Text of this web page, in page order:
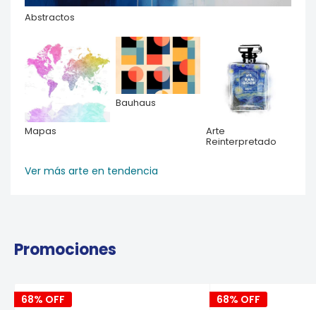
Abstractos
Mapas
Bauhaus
Arte
Reinterpretado
Ver más arte en tendencia
Promociones
68% OFF 68% OFF